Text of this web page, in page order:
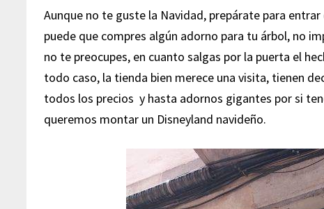
Aunque no te guste la Navidad, prepárate para
puede que compres algún adorno para tu árbol, no
no te preocupes, en cuanto salgas por la puerta el
todo caso, la tienda bien merece una visita, tienen
todos los precios y hasta adornos gigantes por si
queremos montar un Disneyland navideño.